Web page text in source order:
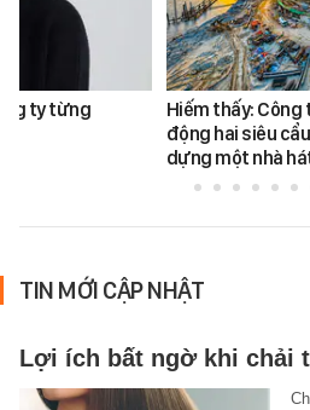
ty từng
Hiếm thấy:
động hai siêu
dựng một nhà
TIN MỚI CẬP NHẬT
Lợi ích bất ngờ khi chải